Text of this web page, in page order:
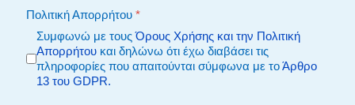
Πολιτική Απορρήτου *
Συμφωνώ με τουςΌρους Χρήσης και την Πολιτική
Απορρήτου και δηλώνω ότι έχω διαβάσει τις
πληροφορίες που απαιτούνται σύμφωνα με τοΆρθρο
13 του GDPR.